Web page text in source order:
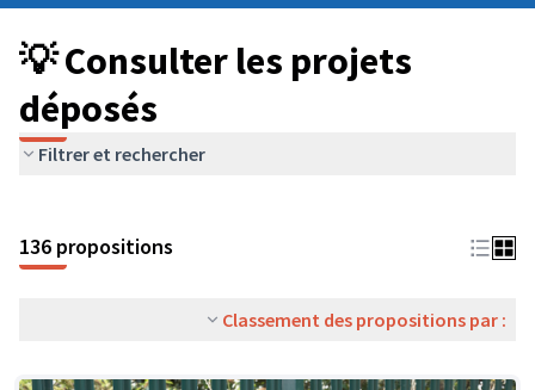
💡 Consulter les projets
déposés
Filtrer et rechercher
136 propositions
Classement des propositions par :